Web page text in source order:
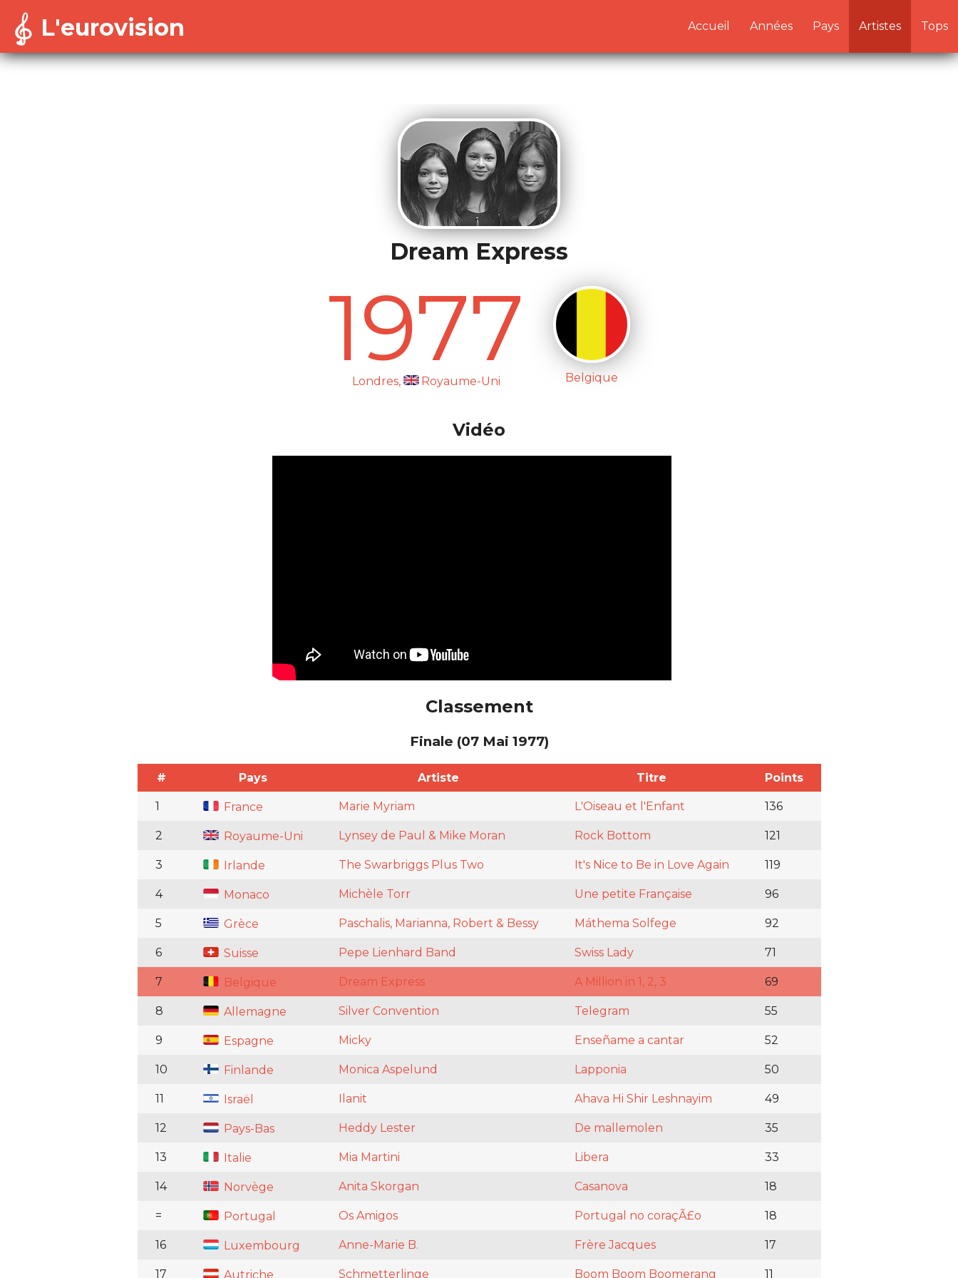
Warning
: Cannot modify header information - headers already sent by (output started at /home/dekoh/eurovision/artistes.php:1) in
/home/dekoh/eurovision/includes/session-config.inc.php
L'eurovision Tops
Artistes
Pays
Années
Accueil
Dream Express
1977
Londres, Royaume-Uni Belgique
Vidéo
Classement
Finale (07 Mai 1977)
# Pays Artiste Titre Points
1 France Marie Myriam L'Oiseau et l'Enfant 136
2 Royaume-Uni Lynsey de Paul & Mike Moran Rock Bottom 121
3 Irlande The Swarbriggs Plus Two It's Nice to Be in Love Again 119
4 Monaco Michèle Torr Une petite Française 96
5 Grèce Paschalis, Marianna, Robert & Bessy Máthema Solfege 92
6 Suisse Pepe Lienhard Band Swiss Lady 71
7 Belgique Dream Express A Million in 1, 2, 3 69
8 Allemagne Silver Convention Telegram 55
9 Espagne Micky Enseñame a cantar 52
10 Finlande Monica Aspelund Lapponia 50
11 Israël Ilanit Ahava Hi Shir Leshnayim 49
12 Pays-Bas Heddy Lester De mallemolen 35
13 Italie Mia Martini Libera 33
14 Norvège Anita Skorgan Casanova 18
= Portugal Os Amigos Portugal no coraçÃ£o 18
16 Luxembourg Anne-Marie B. Frère Jacques 17
17 Autriche Schmetterlinge Boom Boom Boomerang 11